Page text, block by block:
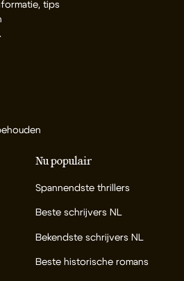
tips
Nu populair
Spannendste thrillers
Beste schrijvers NL
Bekendste schrijvers NL
Beste historische romans